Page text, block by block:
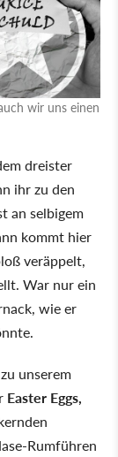
wir uns einen
dreister
ihr zu den
an selbigem
kommt hier
veräppelt,
War nur ein
wie er
unserem
Easter Eggs,
Rumführen